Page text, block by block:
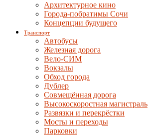
Архитектурное кино
Города-побратимы Сочи
Концепции будущего
Транспорт
Автобусы
Железная дорога
Вело-СИМ
Вокзалы
Обход города
Дублер
Совмещённая дорога
Высокоскоростная магистраль
Развязки и перекрёстки
Мосты и переходы
Парковки